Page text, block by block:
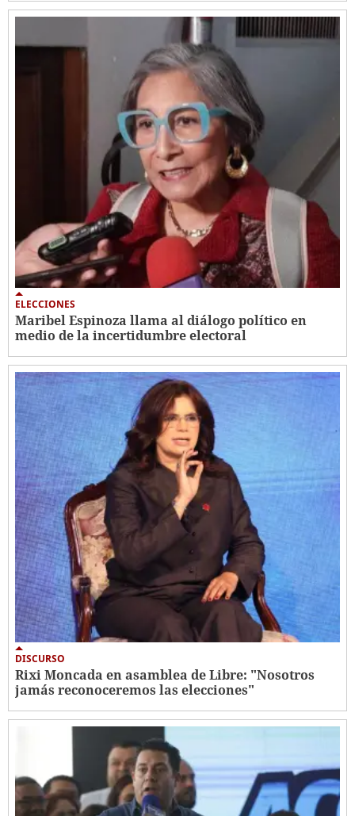
ELECCIONES
Maribel Espinoza llama al diálogo político en
medio de la incertidumbre electoral
DISCURSO
Rixi Moncada en asamblea de Libre: "Nosotros
jamás reconoceremos las elecciones"